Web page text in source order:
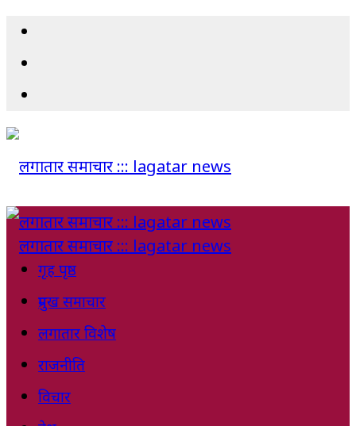
गृह पृष्ठ
प्रमुख समाचार
लगातार विशेष
राजनीति
विचार